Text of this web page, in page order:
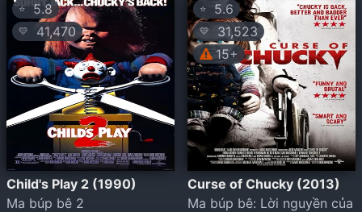
⭐5.8
💛 41,470
Child's Play 2 (1990)
Ma búp bê 2
⭐ 5.6
💛
31,523
15+
Curse of Chucky (2013)
Ma búp bê: Lời nguyền của